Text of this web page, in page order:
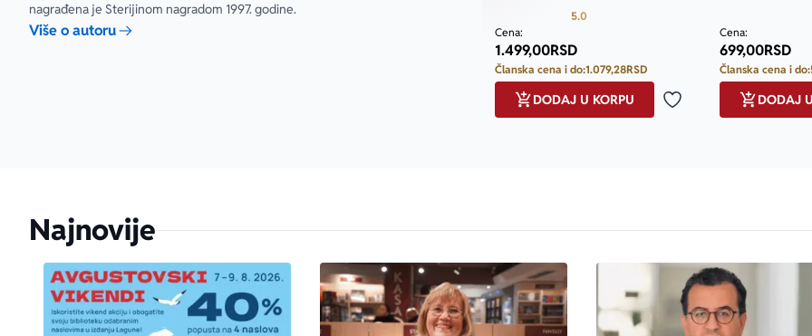
nagrađena je Sterijinom nagradom 1997. godine.
Više o autoru
5.0
Cena:
1.499,00RSD
Članska cena i do:1.079,28RSD
Dodaj u omiljene
DODAJ U KORPU
Cena:
699,00RSD
Članska cena i do:
DODAJ
Najnovije